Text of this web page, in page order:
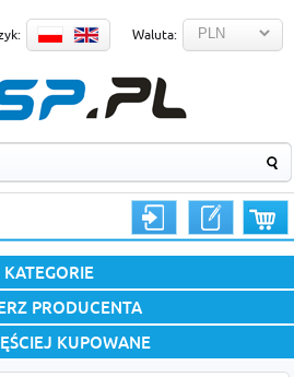
Waluta:
KATEGORIE
PRODUCENTA
KUPOWANE